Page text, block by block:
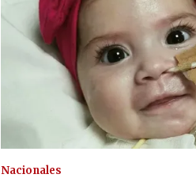
Nacionales